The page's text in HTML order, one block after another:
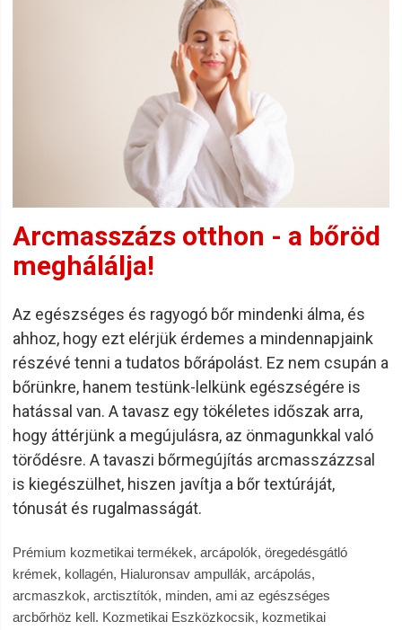
Arcmasszázs otthon - a bőröd
meghálálja!
Az egészséges és ragyogó bőr mindenki álma, és
ahhoz, hogy ezt elérjük érdemes a mindennapjaink
részévé tenni a tudatos bőrápolást. Ez nem csupán a
bőrünkre, hanem testünk-lelkünk egészségére is
hatással van. A tavasz egy tökéletes időszak arra,
hogy áttérjünk a megújulásra, az önmagunkkal való
törődésre. A tavaszi bőrmegújítás arcmasszázzsal
is kiegészülhet, hiszen javítja a bőr textúráját,
tónusát és rugalmasságát.
Prémium kozmetikai termékek, arcápolók, öregedésgátló
krémek, kollagén, Hialuronsav ampullák, arcápolás,
arcmaszkok, arctisztítók, minden, ami az egészséges
arcbőrhöz kell. Kozmetikai Eszközkocsik, kozmetikai